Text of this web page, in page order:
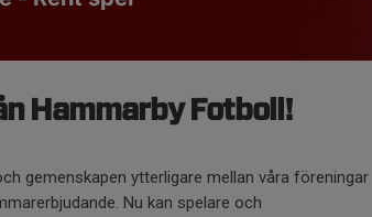
Hammarby Fotboll!
gemenskapen ytterligare mellan våra föreningar
Nu kan spelare och